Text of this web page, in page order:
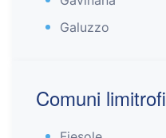
Galuzzo
Comuni limitrofi